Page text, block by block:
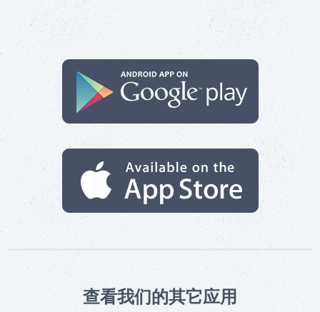
查看我们的其它应用